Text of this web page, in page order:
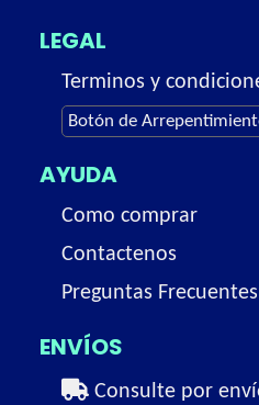
LEGAL
Terminos y
Botón de
AYUDA
Como comprar
Contactenos
Preguntas Frecuentes
ENVÍOS
Consulte por